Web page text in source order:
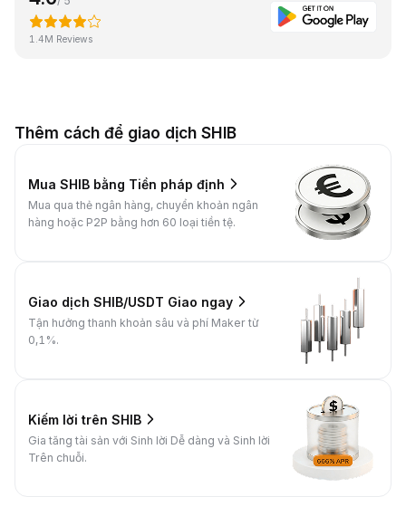
1.4M Reviews
Thêm cách để giao dịch SHIB
Mua SHIB bằng Tiền pháp định
Mua qua thẻ ngân hàng, chuyển khoản ngân
hàng hoặc P2P bằng hơn 60 loại tiền tệ.
Giao dịch SHIB/USDT Giao ngay
Tận hưởng thanh khoản sâu và phí Maker từ
0,1%.
Kiếm lời trên SHIB
Gia tăng tài sản với Sinh lời Dễ dàng và Sinh lời
Trên chuỗi.